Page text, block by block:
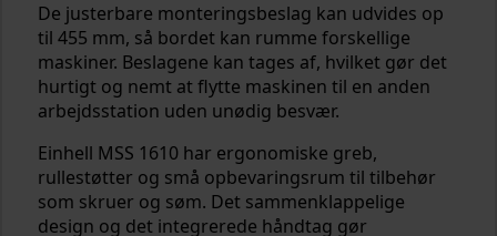
De justerbare monteringsbeslag kan udvides op
til 455 mm, så bordet kan rumme forskellige
maskiner. Beslagene kan tages af, hvilket gør det
hurtigt og nemt at flytte maskinen til en anden
arbejdsstation uden unødig besvær.
Einhell MSS 1610 har ergonomiske greb,
rullestøtter og små opbevaringsrum til tilbehør
som skruer og søm. Det sammenklappelige
design og det integrerede håndtag gør